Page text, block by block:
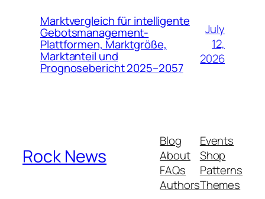
Marktvergleich für intelligente
Gebotsmanagement-
Plattformen, Marktgröße,
Marktanteil und
Prognosebericht 2025–2057
July
12,
2026
Rock News
Blog
About
FAQs
Authors
Events
Shop
Patterns
Themes